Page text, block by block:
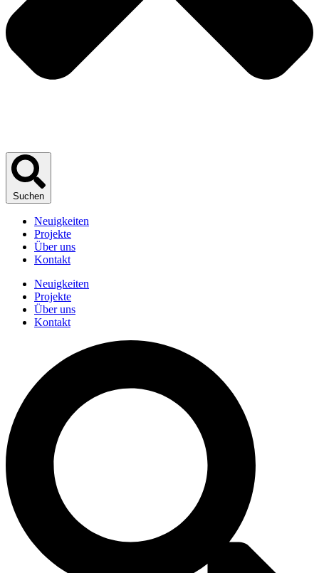
Suchen
Neuigkeiten
Projekte
Über uns
Kontakt
Neuigkeiten
Projekte
Über uns
Kontakt